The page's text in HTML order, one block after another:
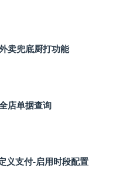
卖兜底厨打功能
店单据查询
义支付‑启用时段配置